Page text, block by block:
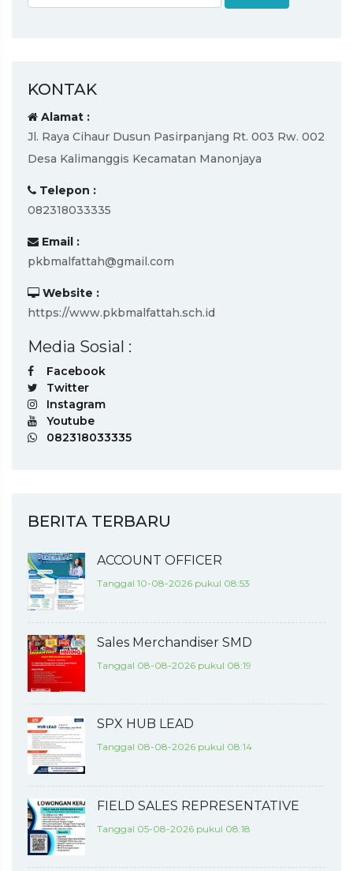
KONTAK
Alamat :
Jl. Raya Cihaur Dusun Pasirpanjang Rt. 003 Rw. 002
Desa Kalimanggis Kecamatan Manonjaya
Telepon :
082318033335
Email :
pkbmalfattah@gmail.com
Website :
https://www.pkbmalfattah.sch.id
Media Sosial :
Facebook
Twitter
Instagram
Youtube
082318033335
BERITA TERBARU
ACCOUNT OFFICER
Tanggal 10-08-2026 pukul 08:53
Sales Merchandiser SMD
Tanggal 08-08-2026 pukul 08:19
SPX HUB LEAD
Tanggal 08-08-2026 pukul 08:14
FIELD SALES REPRESENTATIVE
Tanggal 05-08-2026 pukul 08:18